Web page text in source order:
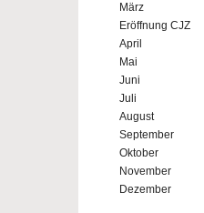
März
Eröffnung CJZ
April
Mai
Juni
Juli
August
September
Oktober
November
Dezember